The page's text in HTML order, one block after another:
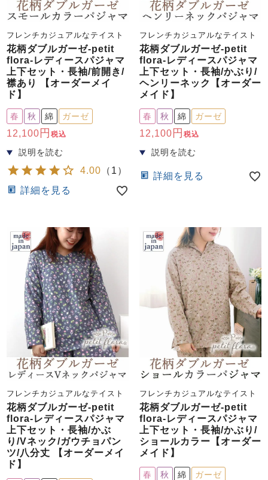
春 夏 秋 冬
ガールズパジャマ
ボーイズパジャマ
春 夏 秋 冬
柄物
売れ筋ランキング
- Item Ranking -
新着商品
すべてのメン
長袖 半袖 七分袖
かぶり
上着単品
ズボン単品
ズ
パジャマ
ガールズ長袖 ガールズ半袖 ワンピース
ガールズ前開
き
ガールズかぶ
り
ボーイズ長袖
フレンチカジュアルなテイスト
花柄ダブルガーゼ-petit
flora-レディースパジャマ
上下セット・長袖/前開き/
襟あり 【オーダーメイ
ド】
春 秋 綿 ガーゼ
12,100 税込
4.00 （ 1 ）
詳細を見る
フレンチカジュアルなテイスト
花柄ダブルガーゼ-petit
flora-レディースパジャマ
上下セット・長袖/かぶり/
ヘンリーネック【オーダー
メイド】
春 秋 綿 ガーゼ
12,100 税込
詳細を見る
フレンチカジュアルなテイスト
花柄ダブルガーゼ-petit
flora-レディースパジャマ
上下セット・長袖/かぶ
り/Vネック/ガウチョパン
ツ/八分丈 【オーダーメイ
ド】
フレンチカジュアルなテイスト
花柄ダブルガーゼ-petit
flora-レディースパジャマ
上下セット・長袖/かぶり/
ショールカラー【オーダー
メイド】
春 秋 綿 ガーゼ